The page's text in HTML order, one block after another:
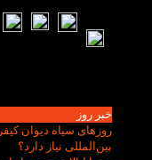
خبر روز
روزهای سیاه دیوان
بین‌المللی نیاز دارد؟